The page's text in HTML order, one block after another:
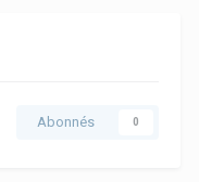
Abonnés 0